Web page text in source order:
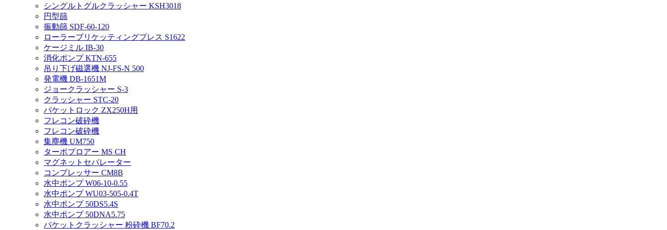
シングルトグルクラッシャー KSH3018
円型篩
振動篩 SDF-60-120
ローラーブリケッティングプレス S1622
ケージミル IB-30
消化ポンプ KTN-655
吊り下げ磁選機 NJ-FS-N 500
発電機 DB-1651M
ジョークラッシャー S-3
クラッシャー STC-20
バケットロック ZX250H用
フレコン破砕機
フレコン破砕機
集塵機 UM750
ターボブロアー MS CH
マグネットセパレーター
コンプレッサー CM8B
水中ポンプ W06-10-0.55
水中ポンプ WU03-505-0.4T
水中ポンプ 50DS5.4S
水中ポンプ 50DNA5.75
バケットクラッシャー 粉砕機 BF70.2